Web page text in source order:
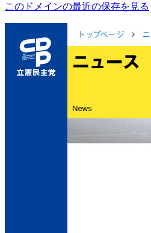
このドメインの最近の保存を見る